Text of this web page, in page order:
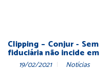
Clipping – Conjur -
fiduciária não incide
19/02/2021 Notícias